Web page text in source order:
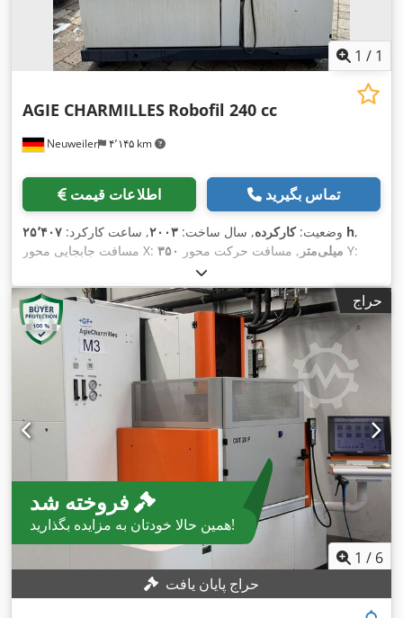
1 / 1
Neuweiler ۴٬۱۴۵ km
AGIE CHARMILLES Robofil 240 cc
اطلاعات قیمت تماس بگیرید
وضعیت:کارکرده, سال ساخت: ۲۰۰۳, ساعت کارکرد: ۲۵٬۴۰۷ h,
مسافت جابجایی محور X:
۳۵۰ میلی‌متر , مسافت حرکت محور Y:
۲۲۰ میلی‌متر
حراج
همین حالا خودتان به مزایده بگذارید!
1 / 6
حراج پایان یافت